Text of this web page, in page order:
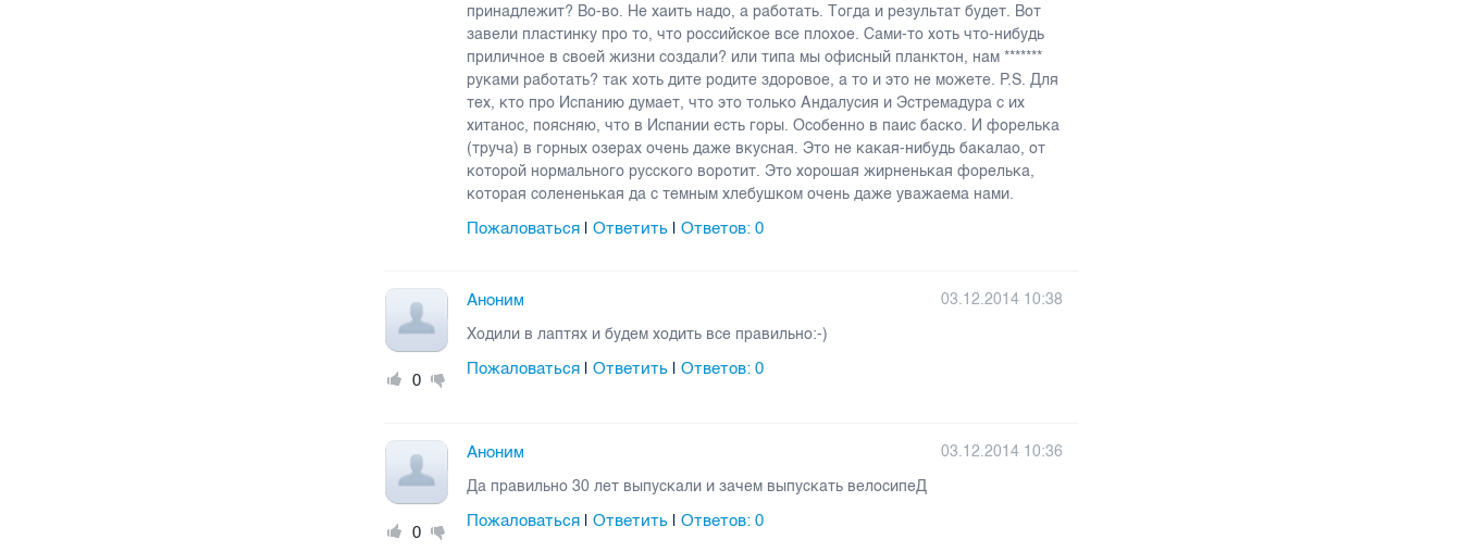
принадлежит? Во-во. Не хаить надо, а работать. Тогда и результат будет. Вот
завели пластинку про то, что российское все плохое. Сами-то хоть что-нибудь
приличное в своей жизни создали? или типа мы офисный планктон, нам *******
руками работать? так хоть дите родите здоровое, а то и это не можете. P.S. Для
тех, кто про Испанию думает, что это только Андалусия и Эстремадура с их
хитанос, поясняю, что в Испании есть горы. Особенно в паис баско. И форелька
(труча) в горных озерах очень даже вкусная. Это не какая-нибудь бакалао, от
которой нормального русского воротит. Это хорошая жирненькая форелька,
которая солененькая да с темным хлебушком очень даже уважаема нами.
Пожаловаться |Ответить |Ответов:0
0
Аноним
03.12.2014 10:38
Ходили в лаптях и будем ходить все правильно:-)
Пожаловаться |Ответить |Ответов:0
0
Аноним
03.12.2014 10:36
Да правильно 30 лет выпускали и зачем выпускать велосипеД
Пожаловаться |Ответить |Ответов:0